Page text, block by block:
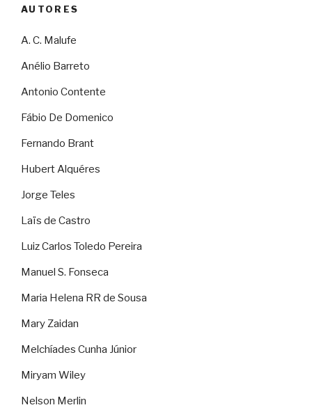
AUTORES
A. C. Malufe
Anélio Barreto
Antonio Contente
Fábio De Domenico
Fernando Brant
Hubert Alquéres
Jorge Teles
Laïs de Castro
Luiz Carlos Toledo Pereira
Manuel S. Fonseca
Maria Helena RR de Sousa
Mary Zaidan
Melchíades Cunha Júnior
Miryam Wiley
Nelson Merlin